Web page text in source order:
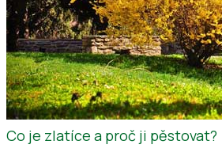
Co je zlatíce a proč ji pěstovat?